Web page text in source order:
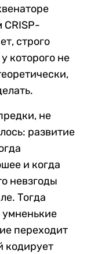
CRISP-
строго
которого не
не
развитие
и когда
невзгоды
Тогда
переходит
кодирует